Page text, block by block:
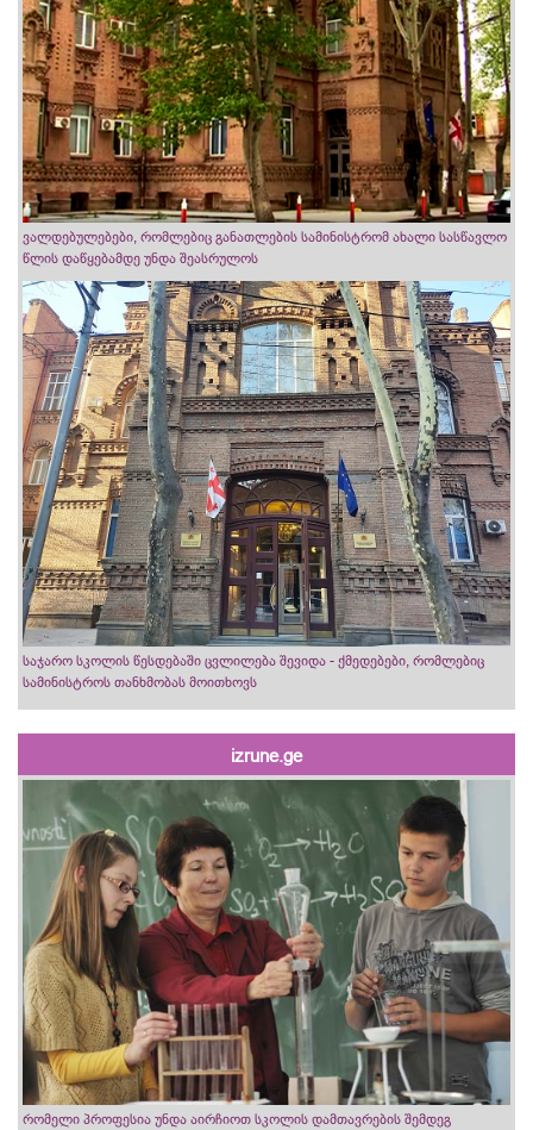
ვალდებულებები, რომლებიც განათლების სამინისტრომ ახალი სასწავლო
წლის დაწყებამდე უნდა შეასრულოს
საჯარო სკოლის წესდებაში ცვლილება შევიდა - ქმედებები, რომლებიც
სამინისტროს თანხმობას მოითხოვს
izrune.ge
რომელი პროფესია უნდა აირჩიოთ სკოლის დამთავრების შემდეგ